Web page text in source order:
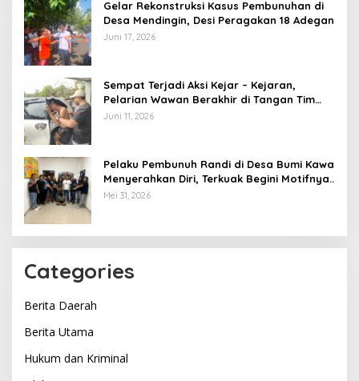
Gelar Rekonstruksi Kasus Pembunuhan di
Desa Mendingin, Desi Peragakan 18 Adegan
Juni 17, 2026
Sempat Terjadi Aksi Kejar – Kejaran,
Pelarian Wawan Berakhir di Tangan Tim
Opsnal Polsek Lubuk Batang, Kaki
Juni 11, 2026
Pelaku Pembunuh Randi di Desa Bumi Kawa
Menyerahkan Diri, Terkuak Begini Motifnya..
Mei 31, 2026
Categories
Berita Daerah
Berita Utama
Hukum dan Kriminal